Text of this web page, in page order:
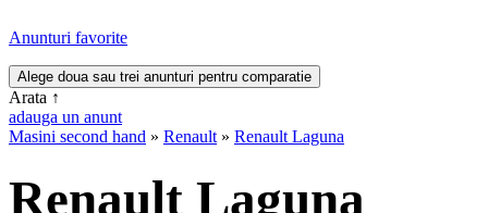
Anunturi favorite
Arata ↑
adauga un anunt
Masini second hand » Renault » Renault Laguna
Renault Laguna